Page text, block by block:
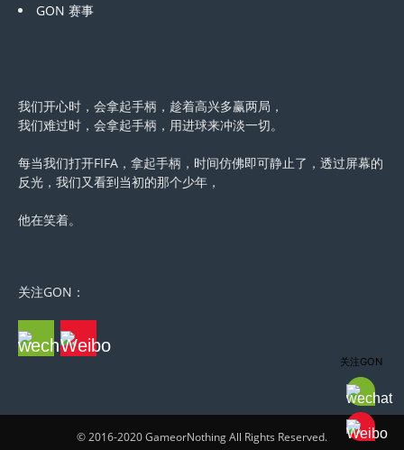
GON 赛事
我们开心时，会拿起手柄，趁着高兴多赢两局，
我们难过时，会拿起手柄，用进球来冲淡一切。
每当我们打开FIFA，拿起手柄，时间仿佛即可静止了，透过屏幕的
反光，我们又看到当初的那个少年，
他在笑着。
关注GON：
© 2016-2020 GameorNothing All Rights Reserved.
关注GON